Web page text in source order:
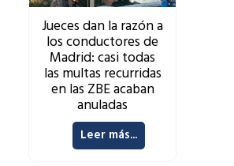
Jueces dan la razón a
los conductores de
Madrid: casi todas
las multas recurridas
en las ZBE acaban
anuladas
Leer más...